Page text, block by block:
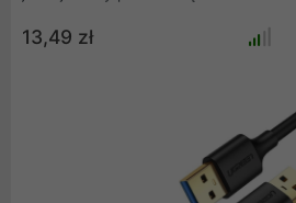
złącze 2: USB A żeńskie. Nie
przy urządzeniach o małym poborze
13,49 zł